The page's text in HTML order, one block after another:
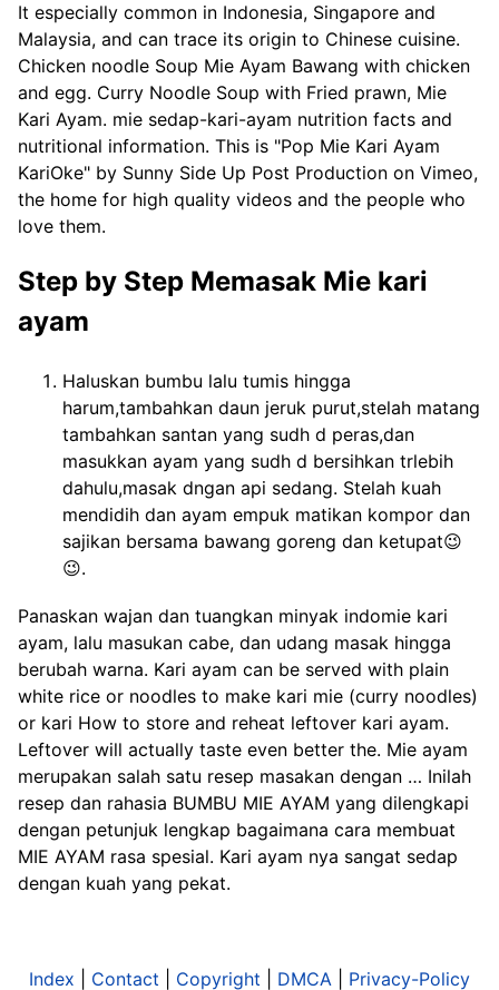
It especially common in Indonesia, Singapore and
Malaysia, and can trace its origin to Chinese cuisine.
Chicken noodle Soup Mie Ayam Bawang with chicken
and egg. Curry Noodle Soup with Fried prawn, Mie
Kari Ayam. mie sedap-kari-ayam nutrition facts and
nutritional information. This is "Pop Mie Kari Ayam
KariOke" by Sunny Side Up Post Production on Vimeo,
the home for high quality videos and the people who
love them.
Step by Step Memasak Mie kari
ayam
Haluskan bumbu lalu tumis hingga
harum,tambahkan daun jeruk purut,stelah matang
tambahkan santan yang sudh d peras,dan
masukkan ayam yang sudh d bersihkan trlebih
dahulu,masak dngan api sedang. Stelah kuah
mendidih dan ayam empuk matikan kompor dan
sajikan bersama bawang goreng dan ketupat😉
😉.
Panaskan wajan dan tuangkan minyak indomie kari
ayam, lalu masukan cabe, dan udang masak hingga
berubah warna. Kari ayam can be served with plain
white rice or noodles to make kari mie (curry noodles)
or kari How to store and reheat leftover kari ayam.
Leftover will actually taste even better the. Mie ayam
merupakan salah satu resep masakan dengan … Inilah
resep dan rahasia BUMBU MIE AYAM yang dilengkapi
dengan petunjuk lengkap bagaimana cara membuat
MIE AYAM rasa spesial. Kari ayam nya sangat sedap
dengan kuah yang pekat.
Index Contact Copyright DMCA Privacy-Policy